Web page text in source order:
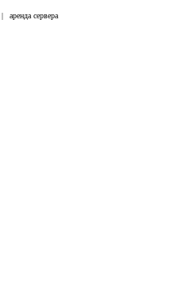
| аренда сервера